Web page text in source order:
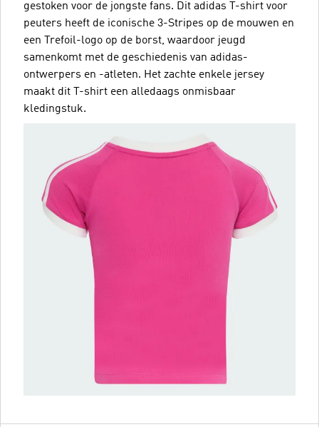
gestoken voor de jongste fans. Dit adidas T-shirt voor
peuters heeft de iconische 3-Stripes op de mouwen en
een Trefoil-logo op de borst, waardoor jeugd
samenkomt met de geschiedenis van adidas-
ontwerpers en -atleten. Het zachte enkele jersey
maakt dit T-shirt een alledaags onmisbaar
kledingstuk.